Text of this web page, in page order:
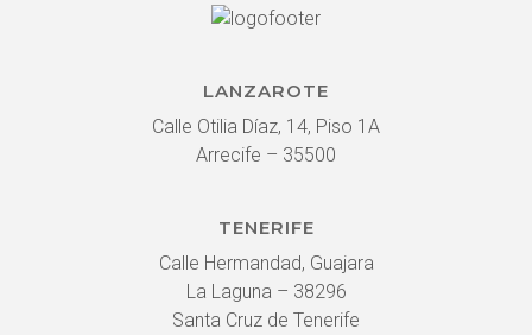
LANZAROTE
Calle Otilia Díaz, 14, Piso 1A
Arrecife – 35500
TENERIFE
Calle Hermandad, Guajara
La Laguna – 38296
Santa Cruz de Tenerife